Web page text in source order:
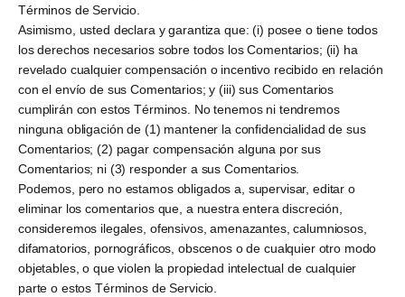
Términos de Servicio.
Asimismo, usted declara y garantiza que: (i) posee o tiene todos
los derechos necesarios sobre todos los Comentarios; (ii) ha
revelado cualquier compensación o incentivo recibido en relación
con el envío de sus Comentarios; y (iii) sus Comentarios
cumplirán con estos Términos. No tenemos ni tendremos
ninguna obligación de (1) mantener la confidencialidad de sus
Comentarios; (2) pagar compensación alguna por sus
Comentarios; ni (3) responder a sus Comentarios.
Podemos, pero no estamos obligados a, supervisar, editar o
eliminar los comentarios que, a nuestra entera discreción,
consideremos ilegales, ofensivos, amenazantes, calumniosos,
difamatorios, pornográficos, obscenos o de cualquier otro modo
objetables, o que violen la propiedad intelectual de cualquier
parte o estos Términos de Servicio.